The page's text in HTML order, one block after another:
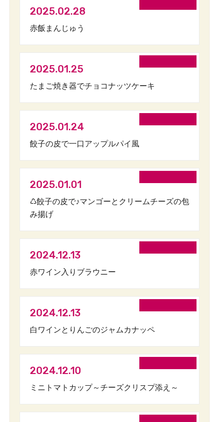
2025.02.28
赤飯まんじゅう
2025.01.25
たまご焼き器でチョコナッツケーキ
2025.01.24
餃子の皮で一口アップルパイ風
2025.01.01
♺餃子の皮で♪マンゴーとクリームチーズの包
み揚げ
2024.12.13
赤ワイン入りブラウニー
2024.12.13
白ワインとりんごのジャムカナッペ
2024.12.10
ミニトマトカップ～チーズクリスプ添え～